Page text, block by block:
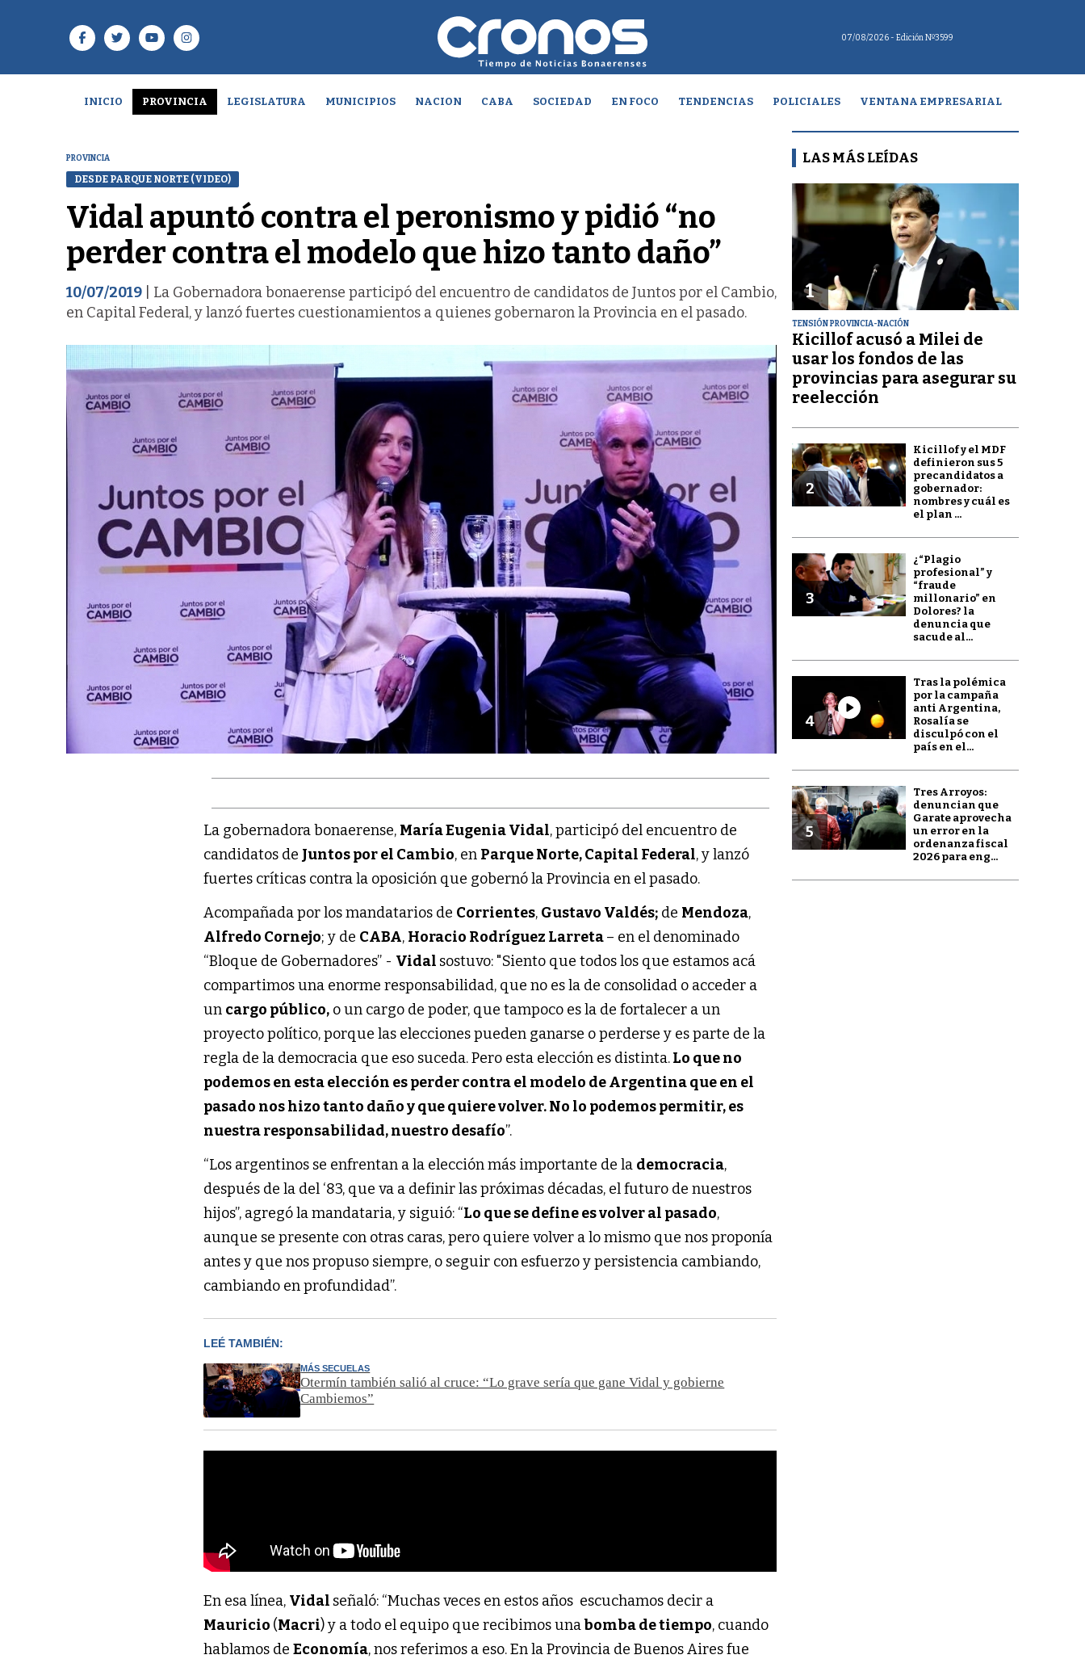
07/08/2026 - Edición Nº3599
INICIO PROVINCIA LEGISLATURA MUNICIPIOS NACION CABA SOCIEDAD EN FOCO TENDENCIAS POLICIALES VENTANA EMPRESARIAL
PROVINCIA
DESDE PARQUE NORTE (VIDEO)
Vidal apuntó contra el peronismo y pidió “no
perder contra el modelo que hizo tanto daño”
10/07/2019 | La Gobernadora bonaerense participó del encuentro de candidatos de Juntos por el Cambio,
en Capital Federal, y lanzó fuertes cuestionamientos a quienes gobernaron la Provincia en el pasado.
La gobernadora bonaerense, María Eugenia Vidal, participó del encuentro de
candidatos de Juntos por el Cambio, en Parque Norte, Capital Federal, y lanzó
fuertes críticas contra la oposición que gobernó la Provincia en el pasado.
Acompañada por los mandatarios de Corrientes, Gustavo Valdés; de Mendoza,
Alfredo Cornejo; y de CABA, Horacio Rodríguez Larreta– en el denominado
“Bloque de Gobernadores” - Vidal sostuvo: "Siento que todos los que estamos acá
compartimos una enorme responsabilidad, que no es la de consolidad o acceder a
un cargo público, o un cargo de poder, que tampoco es la de fortalecer a un
proyecto político, porque las elecciones pueden ganarse o perderse y es parte de la
regla de la democracia que eso suceda. Pero esta elección es distinta.Lo que no
podemos en esta elección es perder contra el modelo de Argentina que en el
pasado nos hizo tanto daño y que quiere volver. No lo podemos permitir, es
nuestra responsabilidad, nuestro desafío”.
“Los argentinos se enfrentan a la elección más importante de la democracia,
después de la del ‘83, que va a definir las próximas décadas, el futuro de nuestros
hijos”, agregó la mandataria, y siguió: “Lo que se define es volver al pasado,
aunque se presente con otras caras, pero quiere volver a lo mismo que nos proponía
antes y que nos propuso siempre, o seguir con esfuerzo y persistencia cambiando,
cambiando en profundidad”.
LEÉ TAMBIÉN:
MÁS SECUELAS
Otermín también salió al cruce: “Lo grave sería que gane Vidal y gobierne
Cambiemos”
En esa línea, Vidal señaló: “Muchas veces en estos años escuchamos decir a
Mauricio (Macri) y a todo el equipo que recibimos unabomba de tiempo, cuando
hablamos deEconomía, nos referimos a eso. En la Provincia de Buenos Aires fue
LAS MÁS LEÍDAS
1
TENSIÓN PROVINCIA-NACIÓN
Kicillof acusó a Milei de
usar los fondos de las
provincias para asegurar su
reelección
2
Kicillof y el MDF
definieron sus 5
precandidatos a
gobernador:
nombres y cuál es
el plan ...
3
¿“Plagio
profesional” y
“fraude
millonario” en
Dolores? la
denuncia que
sacude al...
4
Tras la polémica
por la campaña
anti Argentina,
Rosalía se
disculpó con el
país en el...
5
Tres Arroyos:
denuncian que
Garate aprovecha
un error en la
ordenanza fiscal
2026 para eng...